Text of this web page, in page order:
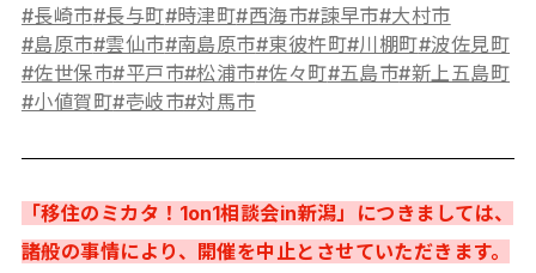
#長崎市#長与町#時津町#西海市#諫早市#大村市
#島原市#雲仙市#南島原市#東彼杵町#川棚町#波佐見町
#佐世保市#平戸市#松浦市#佐々町#五島市#新上五島町
#小値賀町#壱岐市#対馬市
「移住のミカタ！1on1相談会in新潟」につきましては、
諸般の事情により、開催を中止とさせていただきます。